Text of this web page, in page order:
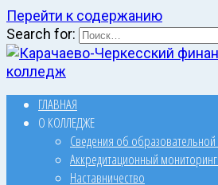
Перейти к содержанию
Search for:
ГЛАВНАЯ
О КОЛЛЕДЖЕ
Сведения об
Аккредитационный
Наставничество